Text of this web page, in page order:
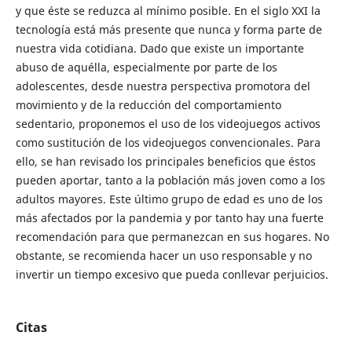
y que éste se reduzca al mínimo posible. En el siglo XXI la
tecnología está más presente que nunca y forma parte de
nuestra vida cotidiana. Dado que existe un importante
abuso de aquélla, especialmente por parte de los
adolescentes, desde nuestra perspectiva promotora del
movimiento y de la reducción del comportamiento
sedentario, proponemos el uso de los videojuegos activos
como sustitución de los videojuegos convencionales. Para
ello, se han revisado los principales beneficios que éstos
pueden aportar, tanto a la población más joven como a los
adultos mayores. Este último grupo de edad es uno de los
más afectados por la pandemia y por tanto hay una fuerte
recomendación para que permanezcan en sus hogares. No
obstante, se recomienda hacer un uso responsable y no
invertir un tiempo excesivo que pueda conllevar perjuicios.
Citas